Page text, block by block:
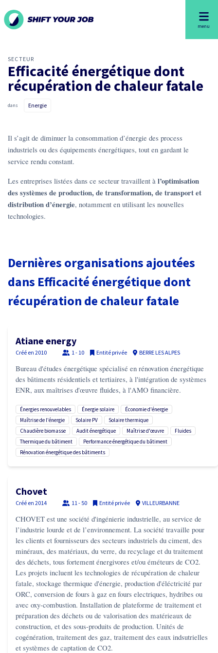
menu
SECTEUR
Efficacité énergétique dont
récupération de chaleur fatale
dans Energie
Il s’agit de diminuer la consommation d’énergie des process
industriels ou des équipements énergétiques, tout en gardant le
service rendu constant.
Les entreprises listées dans ce secteur travaillent à l’optimisation
des systèmes de production, de transformation, de transport et
distribution d’énergie, notamment en utilisant les nouvelles
technologies.
Dernières organisations ajoutées
dans Efficacité énergétique dont
récupération de chaleur fatale
Atiane energy
Créé en 2010 1 - 10 Entité privée BERRE LES ALPES
Bureau d'études énergétique spécialisé en rénovation énergétique
des bâtiments résidentiels et tertiaires, à l'intégration de systèmes
ENR, aux maîtrises d'œuvre fluides, à l'AMO financière.
énergies renouvelables énergie solaire
économie d'énergie
maîtrise de l'énergie
solaire PV
solaire thermique
chaudière biomasse
audit énergétique maîtrise d'œuvre
fluides
thermique du bâtiment
performance énergétique du bâtiment
rénovation énergétique des bâtiments
Chovet
Créé en 2014 11 - 50 Entité privée VILLEURBANNE
CHOVET est une société d'ingénierie industrielle, au service de
l’industrie lourde et de l’environnement. La société travaille pour
les clients et fournisseurs des secteurs industriels du ciment, des
minéraux, des matériaux, du verre, du recyclage et du traitement
des déchets, tous fortement énergivores et/ou éméteurs de CO2.
Les projets incluent les technologies de récupération de chaleur
fatale, stockage thermique d'énergie, production d'éléctricité par
ORC, conversion de fours à gaz en fours electriques, hydribes ou
avec oxy-combustion. Installation de plateforme de traitement et
préparation des déchets ou de valorisation des matérieaux de
construction, et des sous-produits de production. Unités de
cogénération, traitement des gaz, traitement des eaux indsutrielles
et systèmes de captation de CO2.